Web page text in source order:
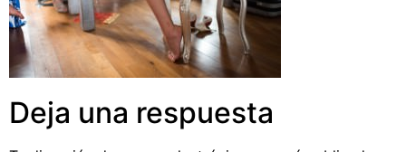
Deja una respuesta